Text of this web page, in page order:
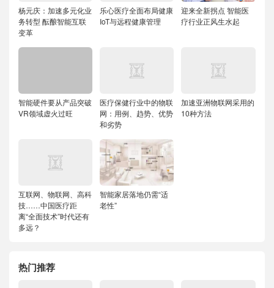
杨元庆：加速多元化业
务转型 酝酿智能互联
变革
乐心医疗全面布局健康
IoT与远程健康管理
迎来全新拐点 智能医
疗行业正风生水起
智能硬件要从产品突破
VR领域虚火过旺
医疗保健行业中的物联
网：用例、趋势、优势
和劣势
加速亚洲物联网采用的
10种方法
互联网、物联网、高科
技……中国医疗距
离“全面技术”时代还有
多远？
智能家居落地仍需“适
老性”
热门推荐